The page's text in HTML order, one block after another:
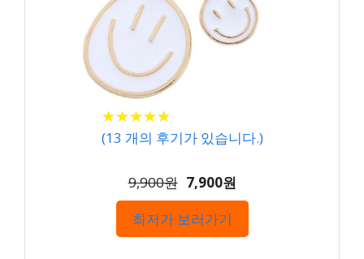
★★★★★
★★★★★
(13 개의 후기가 있습니다.)
9,900원 7,900원
최저가 보러가기